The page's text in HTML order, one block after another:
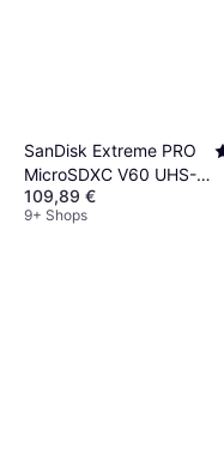
SanDisk Extreme PRO
MicroSDXC V60 UHS-II
U3 280/100MBs 128GB
109,89 €
9+ Shops